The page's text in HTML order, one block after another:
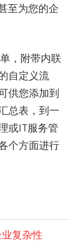
至为您的企
，附带内联
自定义流
供您添加到
总表，到一
或IT服务管
个方面进行
复杂性